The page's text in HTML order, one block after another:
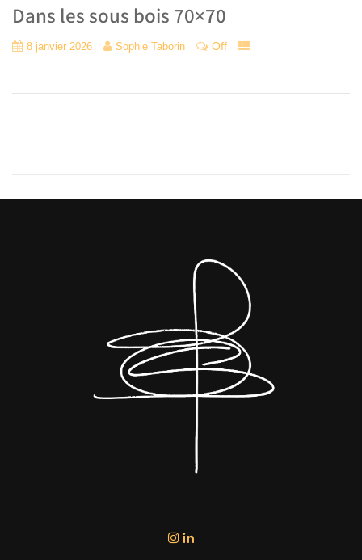
Dans les sous bois 70×70
8 janvier 2026 Sophie Taborin Off